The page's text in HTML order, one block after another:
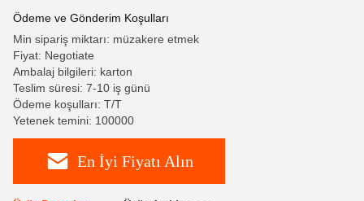
Ödeme ve Gönderim Koşulları
Min sipariş miktarı: müzakere etmek
Fiyat: Negotiate
Ambalaj bilgileri: karton
Teslim süresi: 7-10 iş günü
Ödeme koşulları: T/T
Yetenek temini: 100000
En İyi Fiyatı Alın